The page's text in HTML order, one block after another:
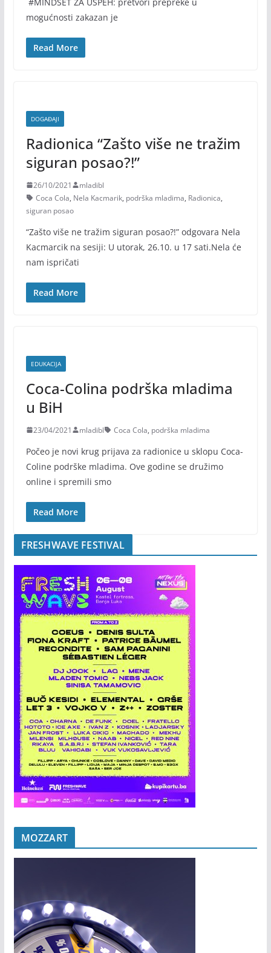
mogućnosti zakazan je
Read More
DOGAĐAJI
Radionica “Zašto više ne tražim
siguran posao?!”
26/10/2021
mladibl
Coca Cola, Nela Kacmarik, podrška mladima, Radionica,
siguran posao
“Zašto više ne tražim siguran posao?!” odgovara Nela
Kacmarcik na sesiji: U utorak, 26.10. u 17 sati.Nela će
nam ispričati
Read More
EDUKACIJA
Coca-Colina podrška mladima
u BiH
23/04/2021 mladibl Coca Cola, podrška mladima
Počeo je novi krug prijava za radionice u sklopu Coca-
Coline podrške mladima. Ove godine se družimo
online i spremili smo
Read More
FRESHWAVE FESTIVAL
MOZZART